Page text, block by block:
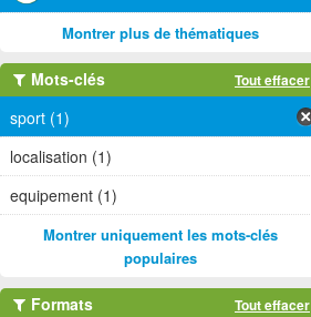
Montrer plus de thématiques
Mots-clés Tout effacer
sport (1)
localisation (1)
equipement (1)
Montrer uniquement les mots-clés
populaires
Formats Tout effacer